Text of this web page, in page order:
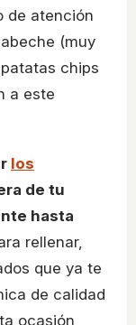
de atención
(muy
chips
a este
los
de tu
hasta
rellenar,
que ya te
de calidad
ocasión